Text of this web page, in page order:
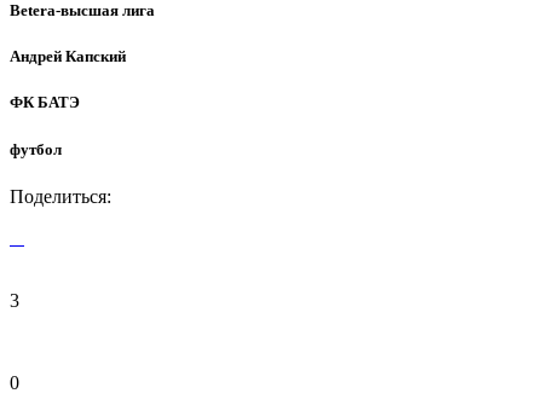
Betera-высшая лига
Андрей Капский
ФК БАТЭ
футбол
Поделиться:
3
0